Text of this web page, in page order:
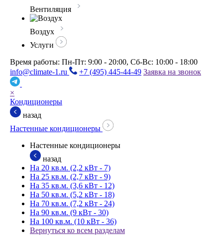
Вентиляция
Воздух
Услуги
Время работы: Пн-Пт: 9:00 - 20:00, Сб-Вс: 10:00 - 18:00
info@climate-1.ru
+7 (495) 445-44-49 Заявка на звонок
×
Кондиционеры
назад
Настенные кондиционеры
Настенные кондиционеры
назад
На 20 кв.м. (2,2 кВт - 7)
На 25 кв.м. (2,7 кВт - 9)
На 35 кв.м. (3,6 кВт - 12)
На 50 кв.м. (5,2 кВт - 18)
На 70 кв.м. (7,2 кВт - 24)
На 90 кв.м. (9 кВт - 30)
На 100 кв.м. (10 кВт - 36)
Вернуться ко всем разделам